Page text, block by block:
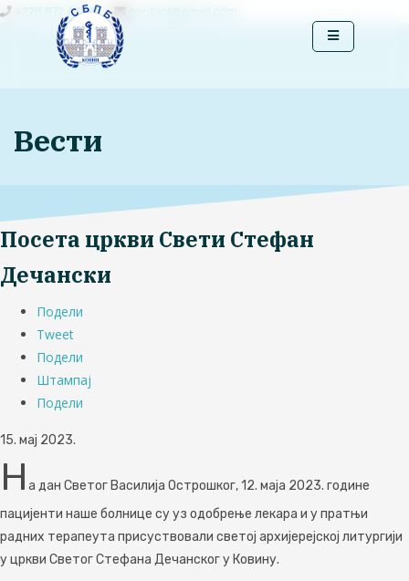
+228 872 4444 contact@email.com
Вести
Посета цркви Свети Стефан
Дечански
Подели
Tweet
Подели
Штампај
Подели
15. мај 2023.
Н а дан Светог Василија Острошког, 12. маја 2023. године
пацијенти наше болнице су уз одобрење лекара и у пратњи
радних терапеута присуствовали светој архијерејској литургији
у цркви Светог Стефана Дечанског у Ковину.